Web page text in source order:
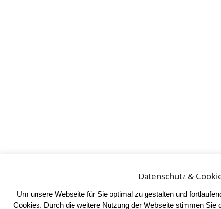
Datenschutz &
Um unsere Webseite für Sie optimal zu gestalten und
Cookies. Durch die weitere Nutzung der Webseite stimmen Sie